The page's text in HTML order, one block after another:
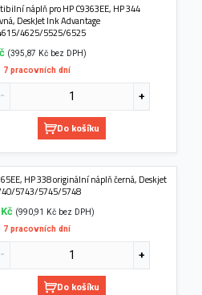
náplň pro HP C9363EE, HP 344
DeskJet Ink Advantage
4625/5525/6525
(395,87 Kč bez DPH)
7 pracovních dní
Do košíku
HP 338 originální náplň černá, Deskjet
5743/5745/5748
(990,91 Kč bez DPH)
7 pracovních dní
Do košíku